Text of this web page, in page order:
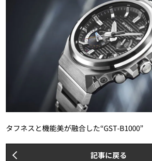
タフネスと機能美が融合した“GST-B1000”
記事に戻る